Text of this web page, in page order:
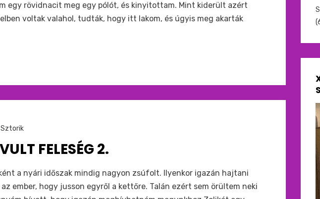
egy rövidnacit meg egy pólót, és kinyitottam. Mint kiderült azért
voltak valahol, tudták, hogy itt lakom, és úgyis meg akarták
Sztorik
FELESÉG 2.
a nyári időszak mindig nagyon zsúfolt. Ilyenkor igazán hajtani
ember, hogy jusson egyről a kettőre. Talán ezért sem örültem neki